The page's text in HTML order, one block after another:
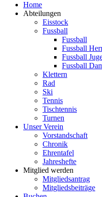
Home
Abteilungen
Eisstock
Fussball
Fussball
Fussball
Fussball
Fussball
Klettern
Rad
Ski
Tennis
Tischtennis
Turnen
Unser Verein
Vorstandschaft
Chronik
Ehrentafel
Jahreshefte
Mitglied werden
Mitgliedsantrag
Mitgliedsbeiträge